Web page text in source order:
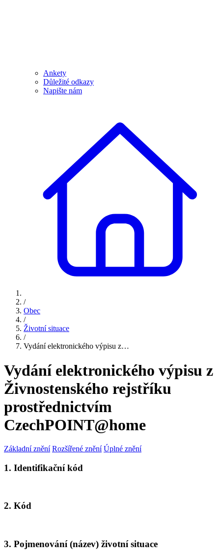
Ankety
Důležité odkazy
Napište nám
/
Obec
/
Životní situace
/
Vydání elektronického výpisu z…
Vydání elektronického výpisu z
Živnostenského rejstříku
prostřednictvím
CzechPOINT@home
Základní znění Rozšířené znění Úplné znění
1. Identifikační kód
2. Kód
3. Pojmenování (název) životní situace